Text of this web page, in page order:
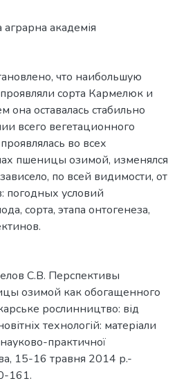
академія
что наибольшую
сорта Кармелюк и
оставалась стабильно
всего вегетационного
во всех
пшеницы озимой, изменялся
по всей видимости, от
погодных условий
сорта, этапа онтогенеза,
С.В. Перспективы
озимой как обогащенного
рослинництво: від
технологій: матеріали
практичної
15-16 травня 2014 р.-
161.